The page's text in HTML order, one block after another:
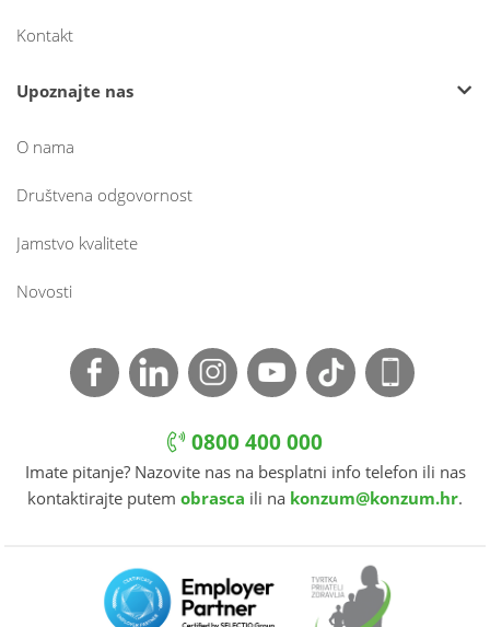
Kontakt
Upoznajte nas
O nama
Društvena odgovornost
Jamstvo kvalitete
Novosti
0800 400 000
Imate pitanje? Nazovite nas na besplatni info telefon ili nas
kontaktirajte putem obrasca ili na konzum@konzum.hr.